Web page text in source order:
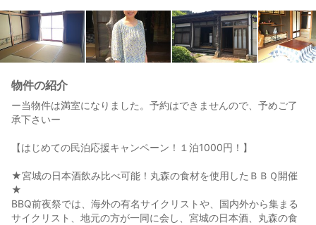
物件の紹介
ー当物件は満室になりました。予約はできませんので、予めご了
承下さいー
【はじめての民泊応援キャンペーン！１泊1000円！】
★宮城の日本酒飲み比べ可能！丸森の食材を使用したＢＢＱ開催
★
BBQ前夜祭では、海外の有名サイクリストや、国内外から集まる
サイクリスト、地元の方が一同に会し、宮城の日本酒、丸森の食